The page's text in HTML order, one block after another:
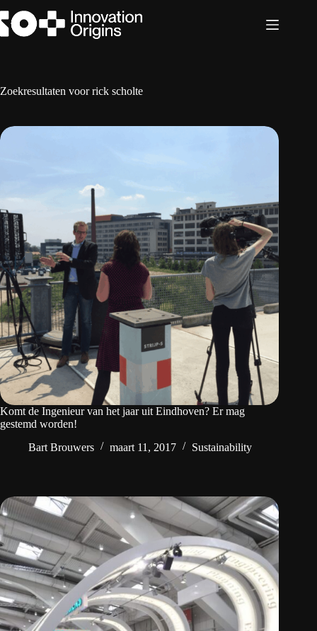
naar
de
Zoekresultaten voor rick scholte
Komt de Ingenieur van het jaar uit Eindhoven? Er mag
gestemd worden!
Bart Brouwers
maart 11, 2017 Sustainability